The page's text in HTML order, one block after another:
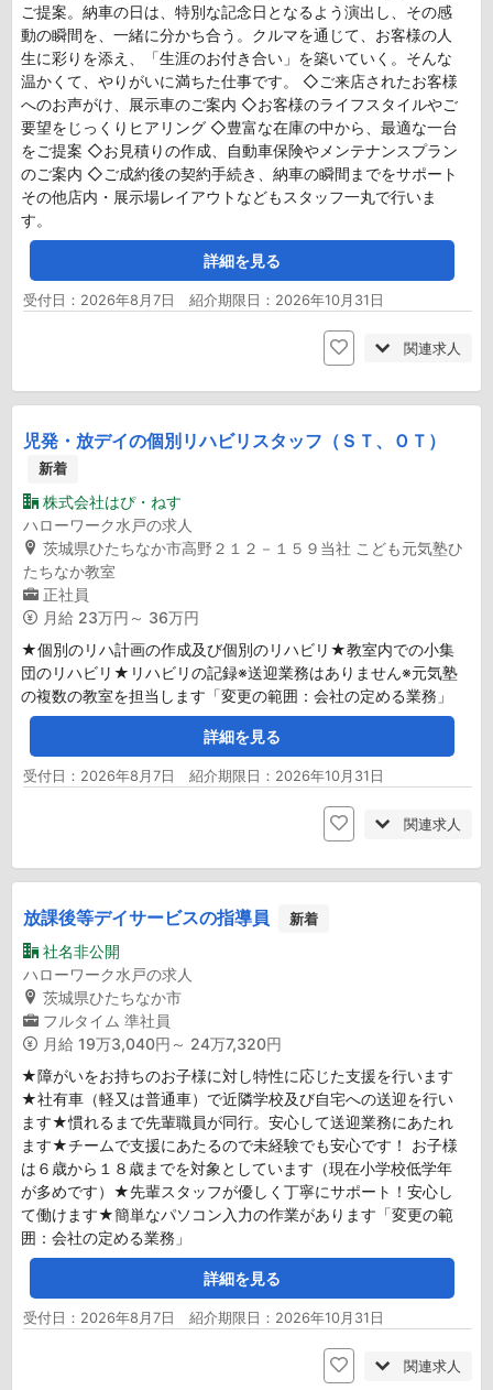
ご提案。納車の日は、特別な記念日となるよう演出し、その感
動の瞬間を、一緒に分かち合う。クルマを通じて、お客様の人
生に彩りを添え、「生涯のお付き合い」を築いていく。そんな
温かくて、やりがいに満ちた仕事です。 ◇ご来店されたお客様
へのお声がけ、展示車のご案内 ◇お客様のライフスタイルやご
要望をじっくりヒアリング ◇豊富な在庫の中から、最適な一台
をご提案 ◇お見積りの作成、自動車保険やメンテナンスプラン
のご案内 ◇ご成約後の契約手続き、納車の瞬間までをサポート
その他店内・展示場レイアウトなどもスタッフ一丸で行いま
す。
詳細を見る
受付日：2026年8月7日 紹介期限日：2026年10月31日
関連求人
児発・放デイの個別リハビリスタッフ（ＳＴ、ＯＴ）
新着
株式会社はぴ・ねす
ハローワーク水戸の求人
茨城県ひたちなか市高野２１２－１５９当社 こども元気塾ひ
たちなか教室
正社員
月給 23万円～ 36万円
★個別のリハ計画の作成及び個別のリハビリ★教室内での小集
団のリハビリ★リハビリの記録※送迎業務はありません※元気塾
の複数の教室を担当します「変更の範囲：会社の定める業務」
詳細を見る
受付日：2026年8月7日 紹介期限日：2026年10月31日
関連求人
放課後等デイサービスの指導員 新着
社名非公開
ハローワーク水戸の求人
茨城県ひたちなか市
フルタイム 準社員
月給 19万3,040円～ 24万7,320円
★障がいをお持ちのお子様に対し特性に応じた支援を行います
★社有車（軽又は普通車）で近隣学校及び自宅への送迎を行い
ます★慣れるまで先輩職員が同行。安心して送迎業務にあたれ
ます★チームで支援にあたるので未経験でも安心です！ お子様
は６歳から１８歳までを対象としています（現在小学校低学年
が多めです）★先輩スタッフが優しく丁寧にサポート！安心し
て働けます★簡単なパソコン入力の作業があります「変更の範
囲：会社の定める業務」
詳細を見る
受付日：2026年8月7日 紹介期限日：2026年10月31日
関連求人